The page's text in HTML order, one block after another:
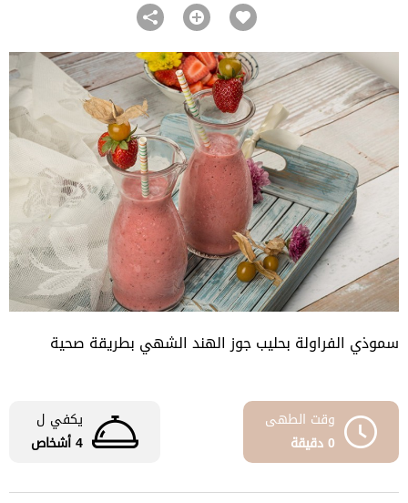
سموذي الفراولة بحليب جوز الهند الشهي بطريقة صحية
وقت الطهى
0 دقيقة
يكفي ل
4 أشخاص